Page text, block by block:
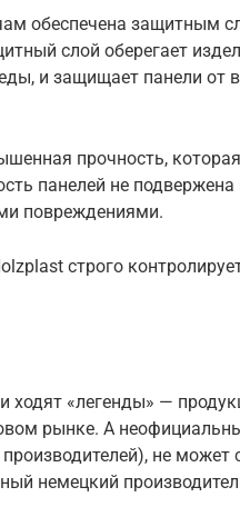
обеспечена защитным
слой оберегает
и защищает панели от
прочность, которая
панелей не
повреждениями.
строго
ходят «легенды» —
рынке. А
не может
немецкий